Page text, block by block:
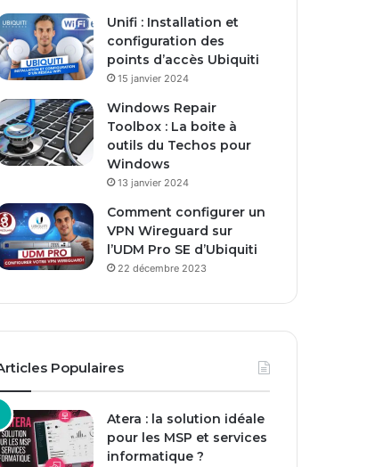
Unifi : Installation et
configuration des
points d’accès Ubiquiti
15 janvier 2024
Windows Repair
Toolbox : La boite à
outils du Techos pour
Windows
13 janvier 2024
Comment configurer un
VPN Wireguard sur
l’UDM Pro SE d’Ubiquiti
22 décembre 2023
Populaires
Atera : la solution idéale
pour les MSP et services
informatique ?